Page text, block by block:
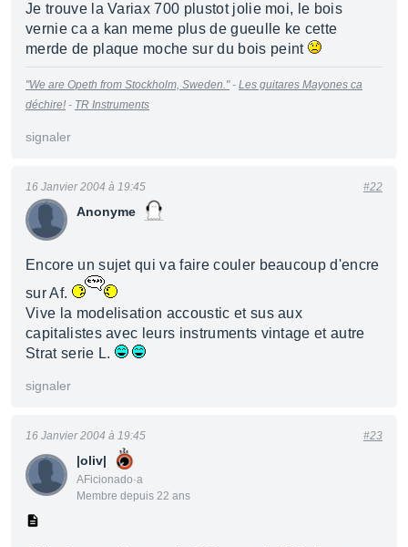
Je trouve la Variax 700 plustot jolie moi, le bois
vernie ca a kan meme plus de gueulle ke cette
merde de plaque moche sur du bois peint
"We are Opeth from Stockholm, Sweden."- Les guitares Mayones ca
déchire! - TR Instruments
signaler
Anonyme
16 Janvier 2004 à 19:45 #22
Encore un sujet qui va faire couler beaucoup d'encre
sur Af.
Vive la modelisation accoustic et sus aux
capitalistes avec leurs instruments vintage et autre
Strat serie L.
signaler
|oliv|
AFicionado·a
Membre depuis 22 ans
16 Janvier 2004 à 19:45 #23